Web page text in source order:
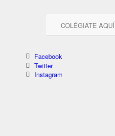
COLÉGIATE AQUÍ
Facebook
Twitter
Instagram